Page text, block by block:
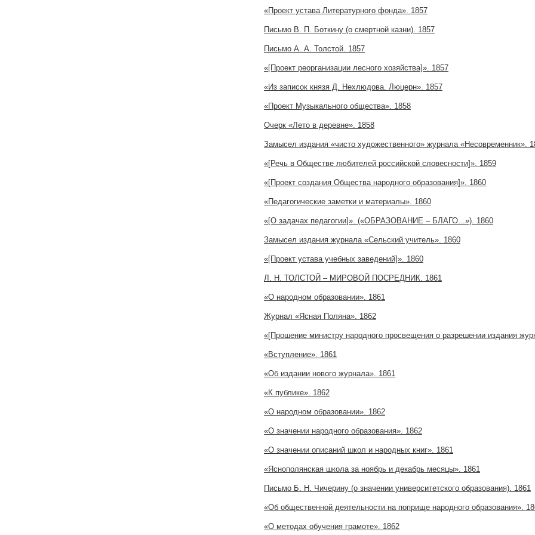
«Проект устава Литературного фонда». 1857
Письмо В. П. Боткину (о смертной казни). 1857
Письмо А. А. Толстой. 1857
«[Проект реорганизации лесного хозяйства]». 1857
«Из записок князя Д. Нехлюдова. Люцерн». 1857
«Проект Музыкального общества». 1858
Очерк «Лето в деревне». 1858
Замысел издания «чисто художественного» журнала «Несовременник».
«[Речь в Обществе любителей российской словесности]». 1859
«[Проект создания Общества народного образования]». 1860
«Педагогические заметки и материалы». 1860
«[О задачах педагогии]». («ОБРАЗОВАНИЕ – БЛАГО...»). 1860
Замысел издания журнала «Сельский учитель». 1860
«[Проект устава учебных заведений]». 1860
Л. Н. ТОЛСТОЙ – МИРОВОЙ ПОСРЕДНИК. 1861
«О народном образовании». 1861
Журнал «Ясная Поляна». 1862
«[Прошение министру народного просвещения о разрешении издания
«Вступление». 1861
«Об издании нового журнала». 1861
«К публике». 1862
«О народном образовании». 1862
«О значении народного образования». 1862
«О значении описаний школ и народных книг». 1861
«Яснополянская школа за ноябрь и декабрь месяцы». 1861
Письмо Б. Н. Чичерину (о значении университетского образования). 1861
«Об общественной деятельности на поприще народного образования».
«О методах обучения грамоте». 1862